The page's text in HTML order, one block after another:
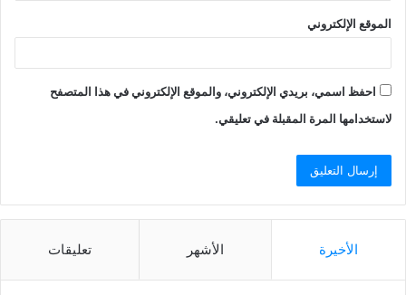
الموقع الإلكتروني
احفظ اسمي، بريدي الإلكتروني، والموقع الإلكتروني في هذا المتصفح
لاستخدامها المرة المقبلة في تعليقي.
الأخيرة الأشهر تعليقات